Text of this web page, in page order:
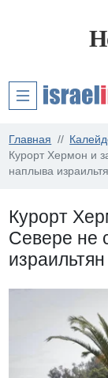
Главная
Курорт Хермон и
наплыва
Курорт
Севере не
израильтян